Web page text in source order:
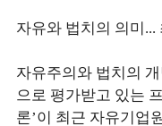
자유와 법치의 의미
자유주의와 법치의
으로 평가받고 있는
론’이 최근 자유기업